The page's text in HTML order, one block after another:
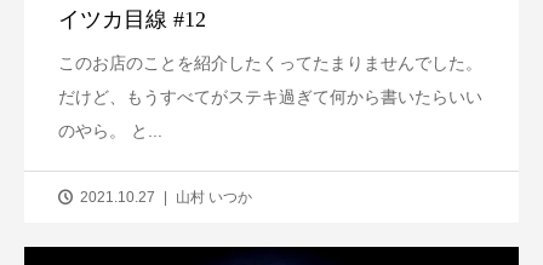
イツカ目線 #12
このお店のことを紹介したくってたまりませんでした。
だけど、もうすべてがステキ過ぎて何から書いたらいい
のやら。 と...
2021.10.27 山村 いつか